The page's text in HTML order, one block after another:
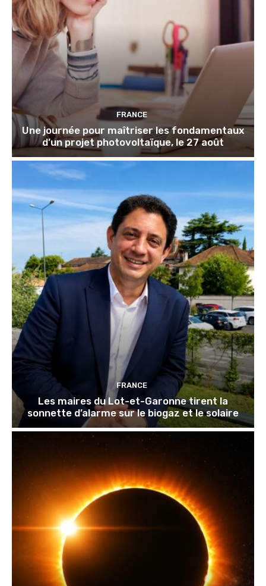
FRANCE
Une journée pour maîtriser les fondamentaux
d’un projet photovoltaïque, le 27 août
FRANCE
Les maires du Lot-et-Garonne tirent la
sonnette d’alarme sur le biogaz et le solaire